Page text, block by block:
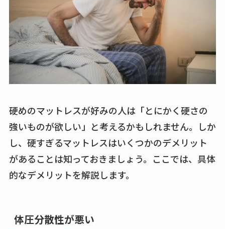
硬めのマットレスが好みの人は「とにかく硬さの
強いものが欲しい」と考えるかもしれません。しか
し、硬すぎるマットレスはいくつかのデメリット
があることは知っておきましょう。ここでは、具体
的なデメリットを解説します。
体圧分散性が悪い